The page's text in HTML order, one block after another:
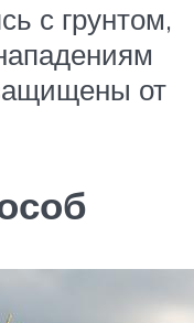
с грунтом,
от